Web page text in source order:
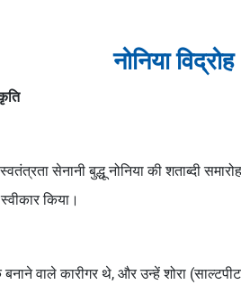
नोनिया विद्रोह
सेनानी बुद्धू नोनिया की शताब्दी
किया।
वालेकारीगर थे, और उन्हेंशोरा